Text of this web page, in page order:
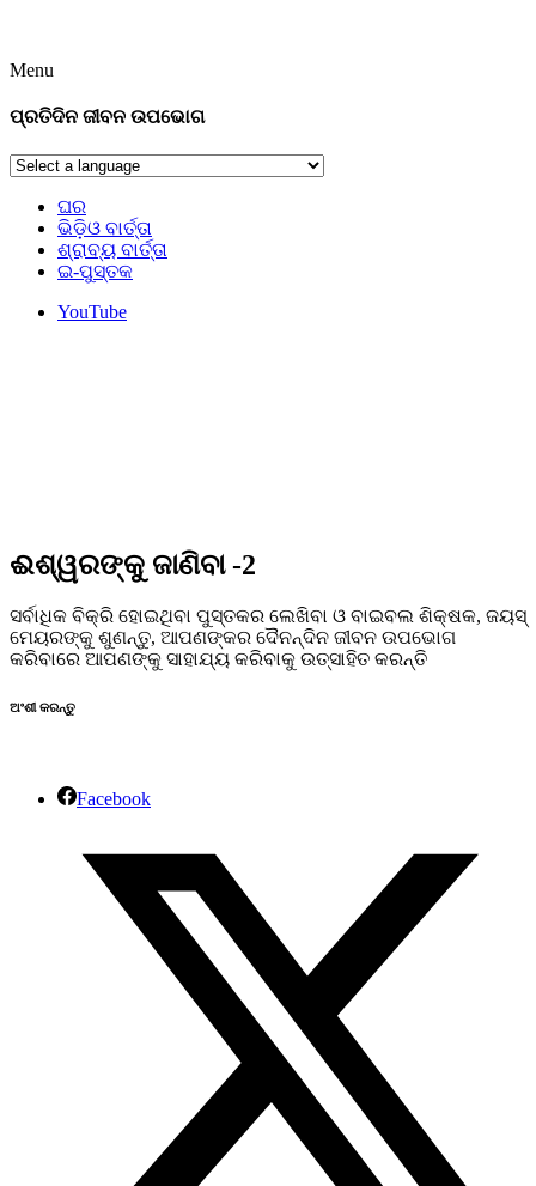
Menu
ପ୍ରତିଦିନ ଜୀବନ ଉପଭୋଗ
ଘର
ଭିଡ଼ିଓ ବାର୍ତ୍ତା
ଶ୍ରାବ୍ୟ ବାର୍ତ୍ତା
ଇ-ପୁସ୍ତକ
YouTube
ଈଶ୍ୱରଙ୍କୁ ଜାଣିବା -2
ସର୍ବାଧିକ ବିକ୍ରି ହୋଇଥିବା ପୁସ୍ତକର ଲେଖିବା ଓ ବାଇବଲ ଶିକ୍ଷକ, ଜୟସ୍
ମେୟରଙ୍କୁ ଶୁଣନ୍ତୁ, ଆପଣଙ୍କର ଦୈନନ୍ଦିନ ଜୀବନ ଉପଭୋଗ
କରିବାରେ ଆପଣଙ୍କୁ ସାହାଯ୍ୟ କରିବାକୁ ଉତ୍ସାହିତ କରନ୍ତି
ଅଂଶୀ କରନ୍ତୁ
Facebook